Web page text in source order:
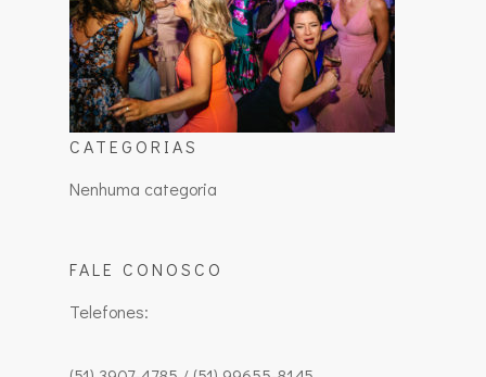
CATEGORIAS
Nenhuma categoria
FALE CONOSCO
Telefones: